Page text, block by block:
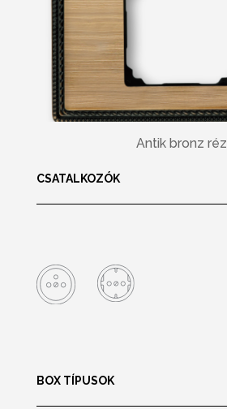
Antik bronz réz
CSATALKOZÓK
BOX TÍPUSOK